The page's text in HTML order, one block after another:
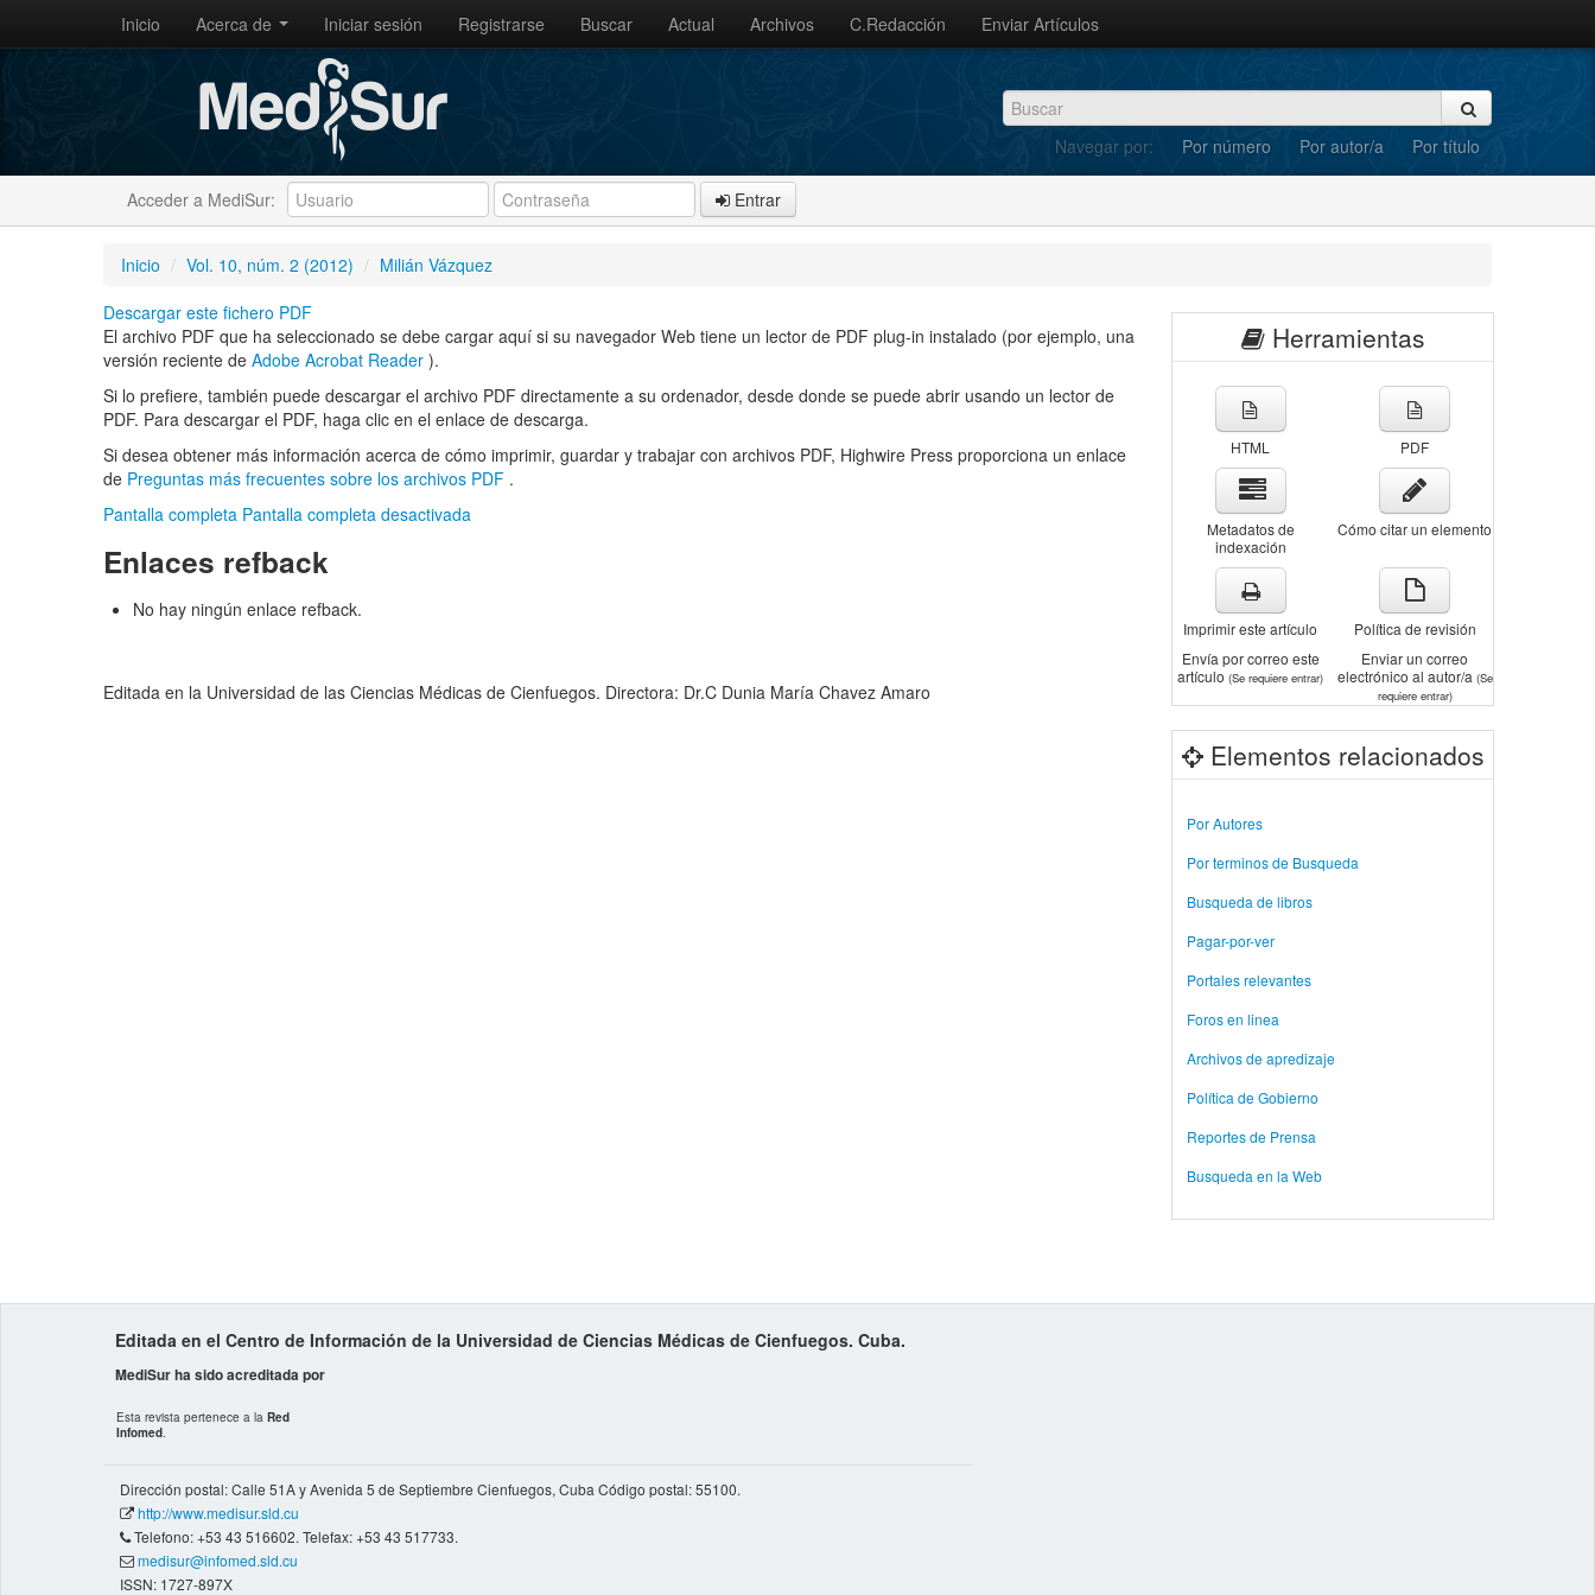
Inicio Acerca de Iniciar sesión Registrarse Buscar Actual Archivos C.Redacción Enviar Artículos
Navegar por: Por número Por autor/a Por título
Acceder a MediSur: Entrar
Inicio / Vol. 10, núm. 2 (2012) / Milián Vázquez
Herramientas
HTML PDF
Metadatos de
indexación
Cómo citar un elemento
Imprimir este artículo
Política de revisión
Envía por correo este
artículo(Se requiere entrar)
Enviar un correo
electrónico al autor/a (Se
requiere entrar)
Elementos relacionados
Por Autores
Por terminos de Busqueda
Busqueda de libros
Pagar-por-ver
Portales relevantes
Foros en linea
Archivos de apredizaje
Política de Gobierno
Reportes de Prensa
Busqueda en la Web
Descargar este fichero PDF
El archivo PDF que ha seleccionado se debe cargar aquí si su navegador Web tiene un lector de PDF plug-in instalado (por ejemplo, una
versión reciente de Adobe Acrobat Reader ).
Si lo prefiere, también puede descargar el archivo PDF directamente a su ordenador, desde donde se puede abrir usando un lector de
PDF. Para descargar el PDF, haga clic en el enlace de descarga.
Si desea obtener más información acerca de cómo imprimir, guardar y trabajar con archivos PDF, Highwire Press proporciona un enlace
de Preguntas más frecuentes sobre los archivos PDF .
Pantalla completa Pantalla completa desactivada
Enlaces refback
No hay ningún enlace refback.
Editada en la Universidad de las Ciencias Médicas de Cienfuegos. Directora: Dr.C Dunia María Chavez Amaro
Editada en el Centro de Información de la Universidad de Ciencias Médicas de Cienfuegos. Cuba.
MediSur ha sido acreditada por
Esta revista pertenece a la Red
Infomed.
Dirección postal: Calle 51A y Avenida 5 de Septiembre Cienfuegos, Cuba Código postal: 55100.
http://www.medisur.sld.cu
Telefono: +53 43 516602. Telefax: +53 43 517733.
medisur@infomed.sld.cu
ISSN: 1727-897X